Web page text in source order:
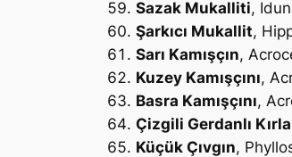
Sazak Mukalliti,
Şarkıcı Mukallit,
Sarı Kamışçın,
Kuzey Kamışçını,
Basra Kamışçını,
Çizgili Gerdanlı
Küçük Çıvgın,